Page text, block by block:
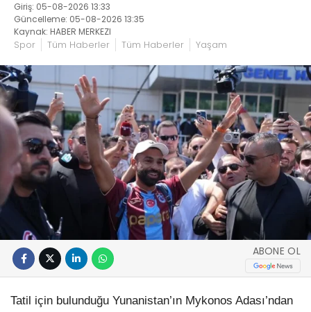
Giriş: 05-08-2026 13:33
Güncelleme: 05-08-2026 13:35
Kaynak: HABER MERKEZI
Spor Tüm Haberler Tüm Haberler Yaşam
ABONE OL
Tatil için bulunduğu Yunanistan’ın Mykonos Adası’ndan